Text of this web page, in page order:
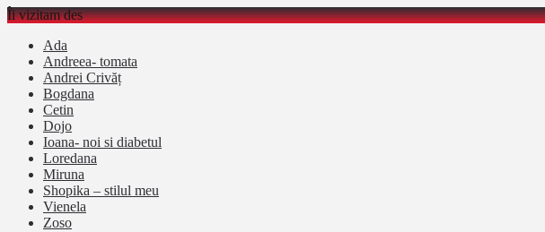
Îi vizitam des
Ada
Andreea- tomata
Andrei Crivăț
Bogdana
Cetin
Dojo
Ioana- noi si diabetul
Loredana
Miruna
Shopika – stilul meu
Vienela
Zoso